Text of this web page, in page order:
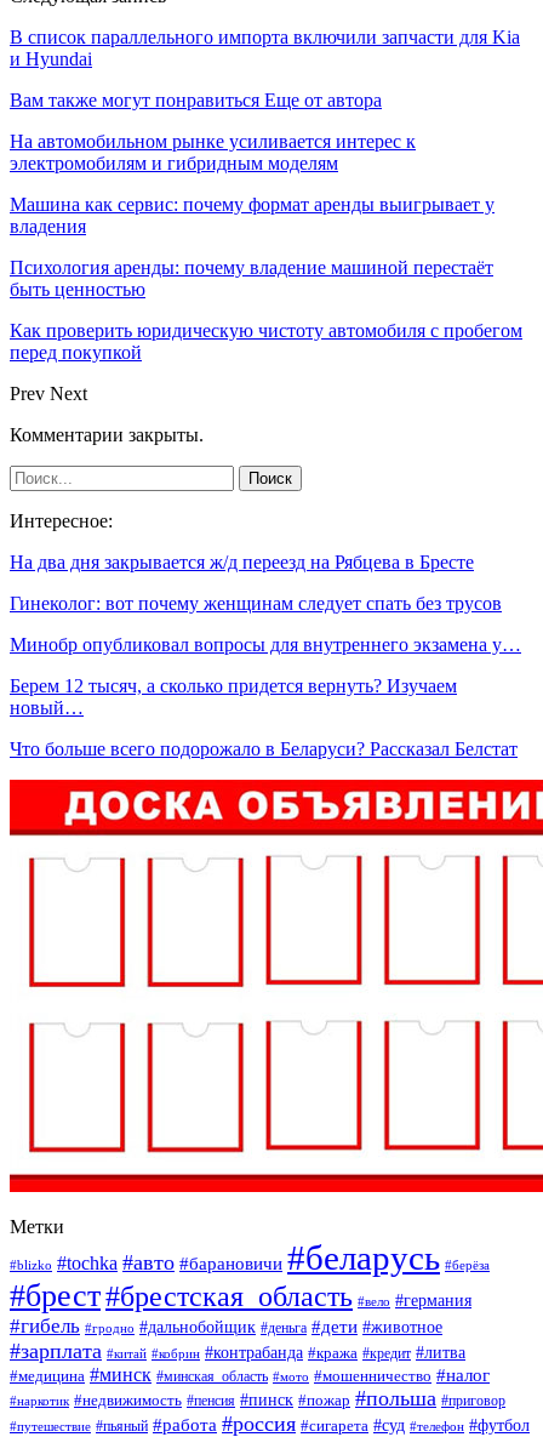
В список параллельного импорта включили запчасти для Kia
и Hyundai
Вам также могут понравиться Еще от автора
На автомобильном рынке усиливается интерес к
электромобилям и гибридным моделям
Машина как сервис: почему формат аренды выигрывает у
владения
Психология аренды: почему владение машиной перестаёт
быть ценностью
Как проверить юридическую чистоту автомобиля с пробегом
перед покупкой
Prev Next
Комментарии закрыты.
Интересное:
На два дня закрывается ж/д переезд на Рябцева в Бресте
Гинеколог: вот почему женщинам следует спать без трусов
Минобр опубликовал вопросы для внутреннего экзамена у…
Берем 12 тысяч, а сколько придется вернуть? Изучаем
новый…
Что больше всего подорожало в Беларуси? Рассказал Белстат
Метки
#blizko #tochka #авто #барановичи #беларусь #берёза
#брест#брестская_область #вело #германия
#гибель #гродно #дальнобойщик #деньга #дети #животное
#зарплата #китай #кобрин #контрабанда #кража #кредит #литва
#медицина #минск #минская_область #мото #мошенничество #налог
#наркотик #недвижимость #пенсия #пинск #пожар #польша #приговор
#путешествие #пьяный #работа #россия #сигарета #суд #телефон #футбол